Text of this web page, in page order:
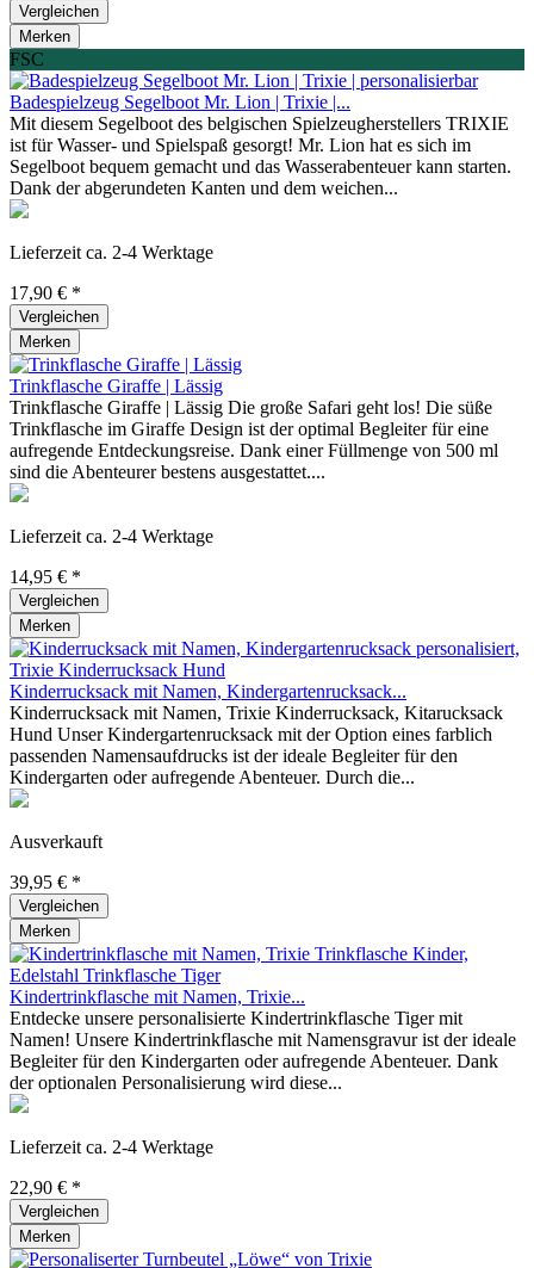
Vergleichen
Merken
FSC
Badespielzeug Segelboot Mr. Lion | Trixie |...
Mit diesem Segelboot des belgischen Spielzeugherstellers TRIXIE
ist für Wasser- und Spielspaß gesorgt! Mr. Lion hat es sich im
Segelboot bequem gemacht und das Wasserabenteuer kann starten.
Dank der abgerundeten Kanten und dem weichen...
Lieferzeit ca. 2-4 Werktage
17,90 € *
Vergleichen
Merken
Trinkflasche Giraffe | Lässig
Trinkflasche Giraffe | Lässig Die große Safari geht los! Die süße
Trinkflasche im Giraffe Design ist der optimal Begleiter für eine
aufregende Entdeckungsreise. Dank einer Füllmenge von 500 ml
sind die Abenteurer bestens ausgestattet....
Lieferzeit ca. 2-4 Werktage
14,95 € *
Vergleichen
Merken
Kinderrucksack mit Namen, Kindergartenrucksack...
Kinderrucksack mit Namen, Trixie Kinderrucksack, Kitarucksack
Hund Unser Kindergartenrucksack mit der Option eines farblich
passenden Namensaufdrucks ist der ideale Begleiter für den
Kindergarten oder aufregende Abenteuer. Durch die...
Ausverkauft
39,95 € *
Vergleichen
Merken
Kindertrinkflasche mit Namen, Trixie...
Entdecke unsere personalisierte Kindertrinkflasche Tiger mit
Namen! Unsere Kindertrinkflasche mit Namensgravur ist der ideale
Begleiter für den Kindergarten oder aufregende Abenteuer. Dank
der optionalen Personalisierung wird diese...
Lieferzeit ca. 2-4 Werktage
22,90 € *
Vergleichen
Merken